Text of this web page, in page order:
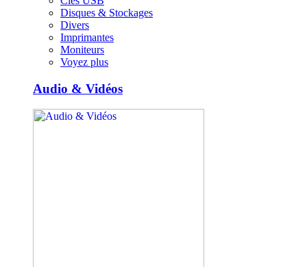
Disques & Stockages
Divers
Imprimantes
Moniteurs
Voyez plus
Audio & Vidéos